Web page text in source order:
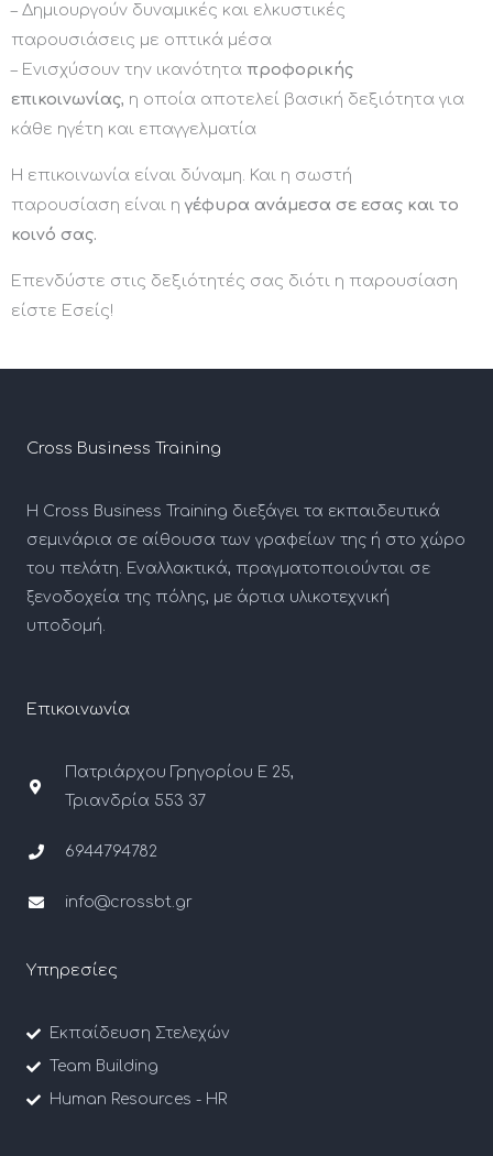
– Δημιουργούν δυναμικές και ελκυστικές
παρουσιάσεις με οπτικά μέσα
– Ενισχύσουν την ικανότητα προφορικής
επικοινωνίας, η οποία αποτελεί βασική δεξιότητα για
κάθε ηγέτη και επαγγελματία
Η επικοινωνία είναι δύναμη. Και η σωστή
παρουσίαση είναι η γέφυρα ανάμεσα σε εσας και το
κοινό σας.
Επενδύστε στις δεξιότητές σας διότι η παρουσίαση
είστε Εσείς!
Cross Business Training
Η Cross Business Training διεξάγει τα εκπαιδευτικά
σεμινάρια σε αίθουσα των γραφείων της ή στο χώρο
του πελάτη. Εναλλακτικά, πραγματοποιούνται σε
ξενοδοχεία της πόλης, με άρτια υλικοτεχνική
υποδομή.
Επικοινωνία
Πατριάρχου Γρηγορίου Ε 25,
Τριανδρία 553 37
6944794782
info@crossbt.gr
Υπηρεσίες
Εκπαίδευση Στελεχών
Team Building
Human Resources - HR